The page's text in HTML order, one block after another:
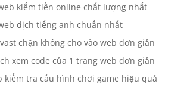
kiếm tiền online chất lượng nhất
dịch tiếng anh chuẩn nhất
chặn không cho vào web đơn giản
xem code của 1 trang web đơn giản
kiểm tra cấu hình chơi game hiệu quả